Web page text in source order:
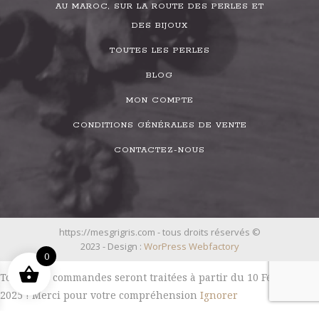
AU MAROC, SUR LA ROUTE DES PERLES ET
DES BIJOUX
TOUTES LES PERLES
BLOG
MON COMPTE
CONDITIONS GÉNÉRALES DE VENTE
CONTACTEZ-NOUS
https://mesgrigris.com - tous droits réservés ©
2023 - Design : WorPress Webfactory
Toutes les commandes seront traitées à partir du 10 Février
2025 ! Merci pour votre compréhension Ignorer
0